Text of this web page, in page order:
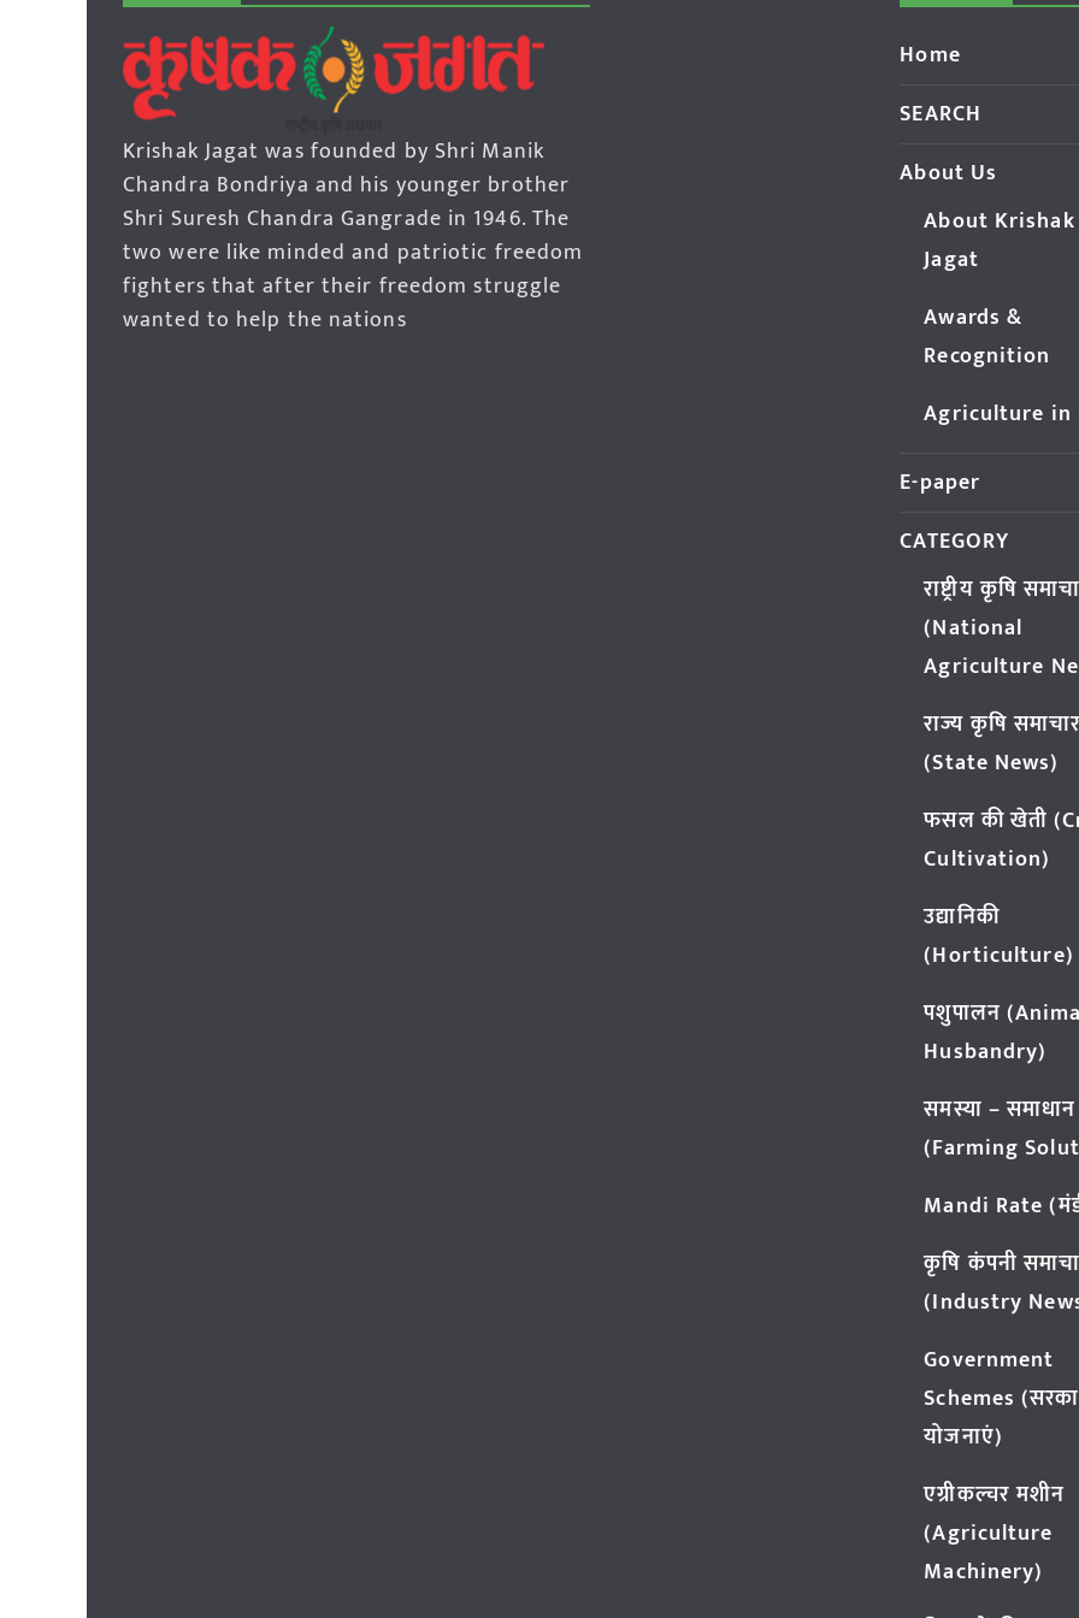
Krishak Jagat was founded by Shri Manik
Chandra Bondriya and his younger brother
Shri Suresh Chandra Gangrade in 1946. The
two were like minded and patriotic freedom
fighters that after their freedom struggle
wanted to help the nations
Home
SEARCH
About Us
About Krishak
Jagat
Awards &
Recognition
Agriculture in
E-paper
CATEGORY
राष्ट्रीय कृषि
(National
Agriculture
राज्य कृषि समाचार
(State News)
फसल की खेती
Cultivation)
उद्यानिकी
(Horticulture)
पशुपालन
Husbandry)
समस्या – समाधान
(Farming
Mandi Rate
कृषि कंपनी
(Industry
Government
Schemes
योजनाएं)
एग्रीकल्चर मशीन
(Agriculture
Machinery)